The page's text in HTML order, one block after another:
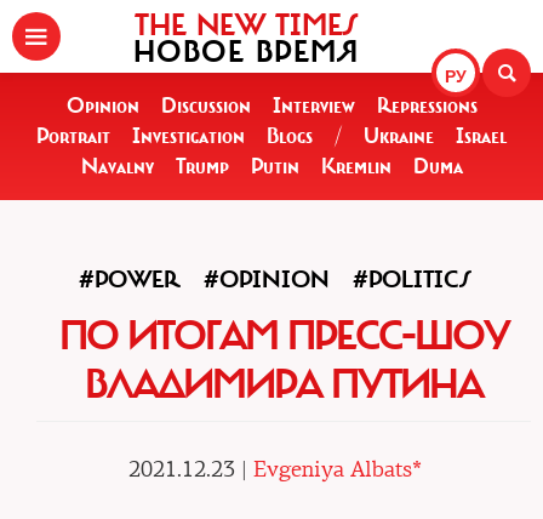
РУ
THE NEW TIMES
НОВОЕ ВРЕМЯ
Opinion Discussion Interview
Repressions
Portrait
Investigation Blogs / Ukraine
Israel
Navalny
Trump Putin Kremlin Duma
#POWER #OPINION #POLITICS
ПО ИТОГАМ ПРЕСС-ШОУ
ВЛАДИМИРА ПУТИНА
2021.12.23 | Evgeniya Albats*